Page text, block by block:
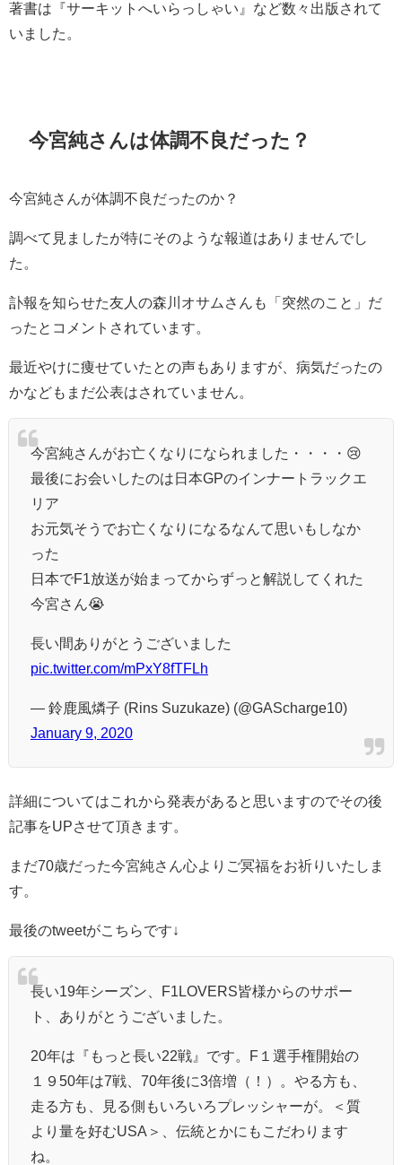
著書は『サーキットへいらっしゃい』など数々出版されて
いました。
今宮純さんは体調不良だった？
今宮純さんが体調不良だったのか？
調べて見ましたが特にそのような報道はありませんでし
た。
訃報を知らせた友人の森川オサムさんも「突然のこと」だ
ったとコメントされています。
最近やけに痩せていたとの声もありますが、病気だったの
かなどもまだ公表はされていません。
今宮純さんがお亡くなりになられました・・・・😢
最後にお会いしたのは日本GPのインナートラックエ
リア
お元気そうでお亡くなりになるなんて思いもしなか
った
日本でF1放送が始まってからずっと解説してくれた
今宮さん😭
長い間ありがとうございました
pic.twitter.com/mPxY8fTFLh
— 鈴鹿風燐子 (Rins Suzukaze) (@GAScharge10)
January 9, 2020
詳細についてはこれから発表があると思いますのでその後
記事をUPさせて頂きます。
まだ70歳だった今宮純さん心よりご冥福をお祈りいたしま
す。
最後のtweetがこちらです↓
長い19年シーズン、F1LOVERS皆様からのサポー
ト、ありがとうございました。
20年は『もっと長い22戦』です。F１選手権開始の
１９50年は7戦、70年後に3倍増（！）。やる方も、
走る方も、見る側もいろいろプレッシャーが。＜質
より量を好むUSA＞、伝統とかにもこだわります
ね。